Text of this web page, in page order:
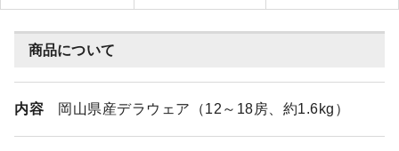
商品について
内容 岡山県産デラウェア（12～18房、約1.6kg）